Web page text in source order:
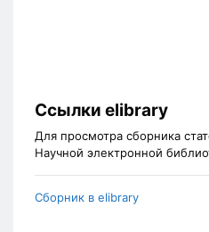
Ссылки elibrary
Для просмотра сборника
Научной электронной
Сборник в elibrary